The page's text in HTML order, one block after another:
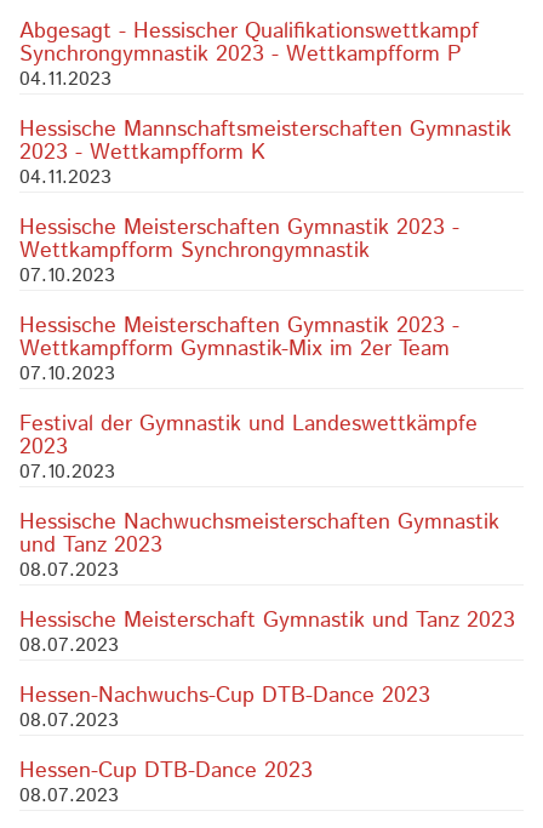
Abgesagt - Hessischer Qualifikationswettkampf
Synchrongymnastik 2023 - Wettkampfform P
04.11.2023
Hessische Mannschaftsmeisterschaften Gymnastik
2023 - Wettkampfform K
04.11.2023
Hessische Meisterschaften Gymnastik 2023 -
Wettkampfform Synchrongymnastik
07.10.2023
Hessische Meisterschaften Gymnastik 2023 -
Wettkampfform Gymnastik-Mix im 2er Team
07.10.2023
Festival der Gymnastik und Landeswettkämpfe
2023
07.10.2023
Hessische Nachwuchsmeisterschaften Gymnastik
und Tanz 2023
08.07.2023
Hessische Meisterschaft Gymnastik und Tanz 2023
08.07.2023
Hessen-Nachwuchs-Cup DTB-Dance 2023
08.07.2023
Hessen-Cup DTB-Dance 2023
08.07.2023